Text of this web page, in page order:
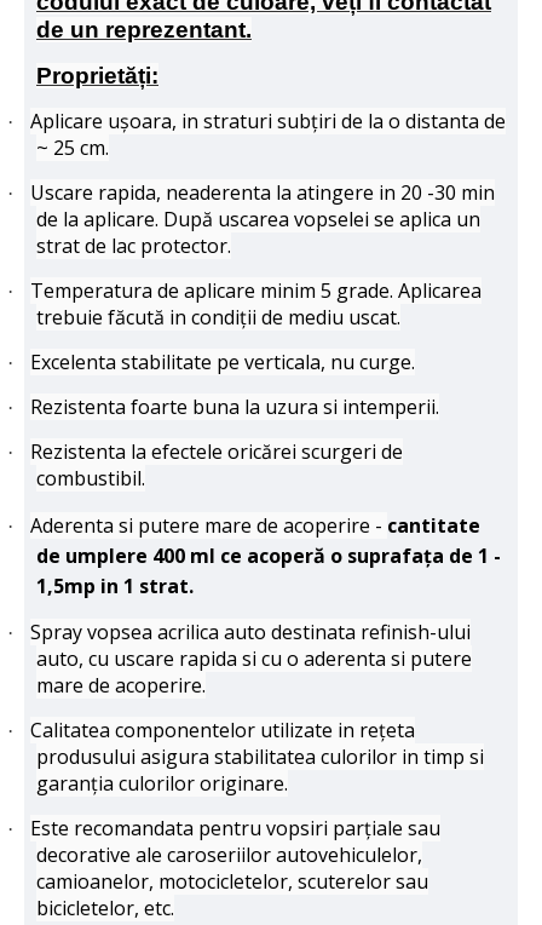
de un reprezentant.
Proprietăți:
·
Aplicare ușoara, in straturi subțiri de la o distanta de
~ 25 cm.
·
Uscare rapida, neaderenta la atingere in 20 -30 min
de la aplicare. După uscarea vopselei se aplica un
strat de lac protector.
·
Temperatura de aplicare minim 5 grade. Aplicarea
trebuie făcută in condiții de mediu uscat.
· Excelenta stabilitate pe verticala, nu curge.
· Rezistenta foarte buna la uzura si intemperii.
·
Rezistenta la efectele oricărei scurgeri de
combustibil.
· Aderenta si putere mare de acoperire - cantitate
de umplere 400 ml ce acoperă o suprafața de 1 -
1,5mp in 1 strat.
·
Spray vopsea acrilica auto destinata refinish-ului
auto, cu uscare rapida si cu o aderenta si putere
mare de acoperire.
·
Calitatea componentelor utilizate in rețeta
produsului asigura stabilitatea culorilor in timp si
garanția culorilor originare.
·
Este recomandata pentru vopsiri parțiale sau
decorative ale caroseriilor autovehiculelor,
camioanelor, motocicletelor, scuterelor sau
bicicletelor, etc.